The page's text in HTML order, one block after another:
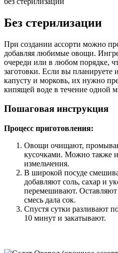
Без стерилизации
При создании ассорти можно
добавляя любимые овощи.
очереди или в любом порядке,
заготовки. Если вы планируете
капусту и морковь, их нужно
кипящей воде в течение одной
Пошаговая инструкция
Процесс приготовления:
Овощи очищают,
кусочками. Можно также
измельчения.
В широкой посуде
добавляют соль, сахар и
перемешивают.
смесь дала сок.
Спустя сутки разливают
10 минут и закатывают.